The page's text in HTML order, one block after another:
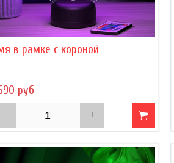
в рамке с короной
руб